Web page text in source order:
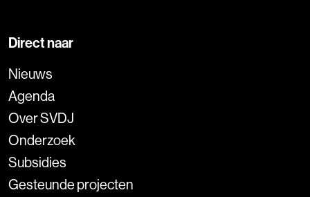
Direct naar
Nieuws
Agenda
Over SVDJ
Onderzoek
Subsidies
Gesteunde projecten